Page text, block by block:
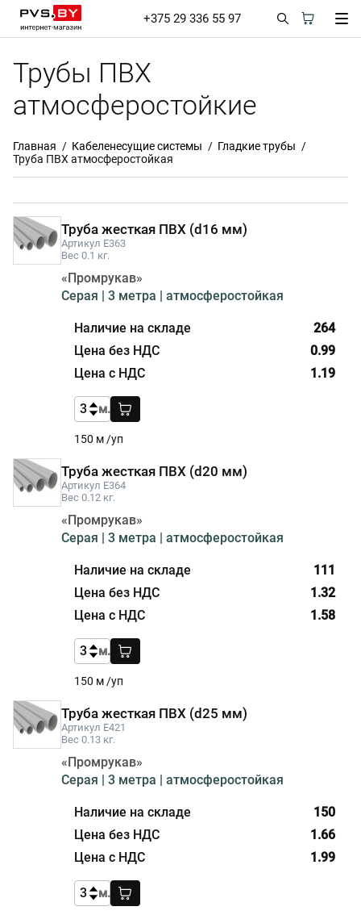
+375 29 336 55 97
Трубы ПВХ
атмосферостойкие
Главная Кабеленесущие системы
Гладкие трубы
Труба ПВХ атмосферостойкая
Труба жесткая ПВХ (d16 мм)
Артикул E363
Вес 0.1 кг.
«Промрукав»
Серая | 3 метра | атмосферостойкая
264
150 м /уп
0.99
1.19
м.
Труба жесткая ПВХ (d20 мм)
Артикул E364
Вес 0.12 кг.
«Промрукав»
Серая | 3 метра | атмосферостойкая
111
150 м /уп
1.32
1.58
м.
Труба жесткая ПВХ (d25 мм)
Артикул E421
Вес 0.13 кг.
«Промрукав»
Серая | 3 метра | атмосферостойкая
150
1.66
1.99
м.